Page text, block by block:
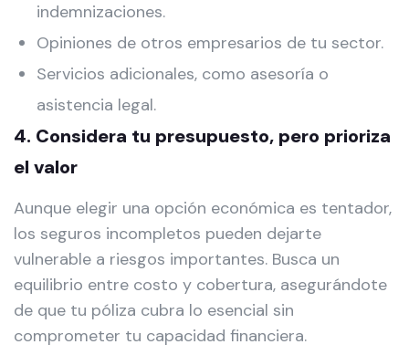
indemnizaciones.
Opiniones de otros empresarios de tu sector.
Servicios adicionales, como asesoría o
asistencia legal.
4. Considera tu presupuesto, pero prioriza
el valor
Aunque elegir una opción económica es tentador,
los seguros incompletos pueden dejarte
vulnerable a riesgos importantes. Busca un
equilibrio entre costo y cobertura, asegurándote
de que tu póliza cubra lo esencial sin
comprometer tu capacidad financiera.